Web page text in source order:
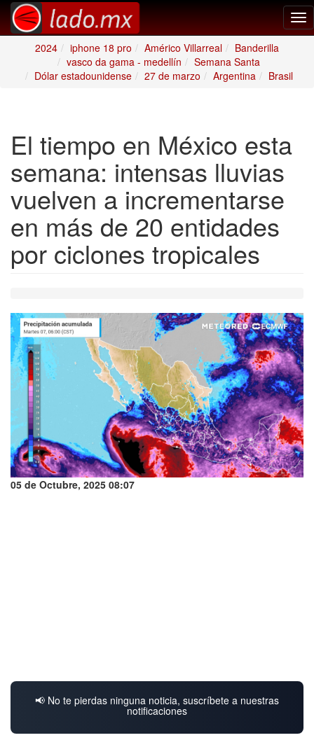
2024
iphone 18 pro Américo Villarreal
Banderilla
vasco da gama - medellín
Semana Santa
Dólar estadounidense
27 de marzo Argentina Brasil
El tiempo en México esta
semana: intensas lluvias
vuelven a incrementarse
en más de 20 entidades
por ciclones tropicales
05 de Octubre, 2025 08:07
📢 No te pierdas ninguna noticia, suscríbete a nuestras
notificaciones